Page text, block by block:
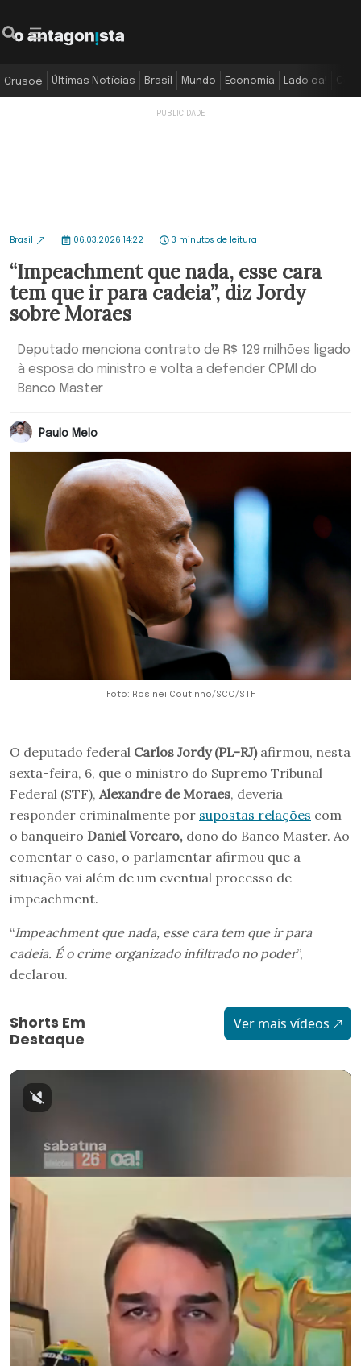
Crusoé Últimas Notícias Brasil Mundo Economia Lado oa!
Brasil 06.03.2026 14:22 3 minutos de leitura
“Impeachment que nada, esse cara
tem que ir para cadeia”, diz Jordy
sobre Moraes
Deputado menciona contrato de R$ 129 milhões ligado
à esposa do ministro e volta a defender CPMI do
Banco Master
Paulo Melo
Foto: Rosinei Coutinho/SCO/STF
O deputado federal Carlos Jordy (PL-RJ) afirmou, nesta
sexta-feira, 6, que o ministro do Supremo Tribunal
Federal (STF), Alexandre de Moraes, deveria
responder criminalmente por supostas relações com
o banqueiro Daniel Vorcaro, dono do Banco Master. Ao
comentar o caso, o parlamentar afirmou que a
situação vai além de um eventual processo de
impeachment.
“Impeachment que nada, esse cara tem que ir para
cadeia. É o crime organizado infiltrado no poder”,
declarou.
Shorts Em
Destaque
Ver mais vídeos